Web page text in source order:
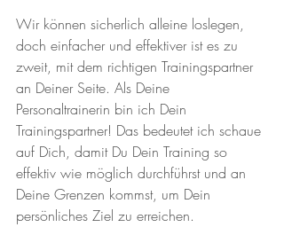
Wir können sicherlich alleine loslegen,
doch einfacher und effektiver ist es zu
zweit, mit dem richtigen Trainingspartner
an Deiner Seite. Als Deine
Personaltrainerin bin ich Dein
Trainingspartner! Das bedeutet ich schaue
auf Dich, damit Du Dein Training so
effektiv wie möglich durchführst und an
Deine Grenzen kommst, um Dein
persönliches Ziel zu erreichen.